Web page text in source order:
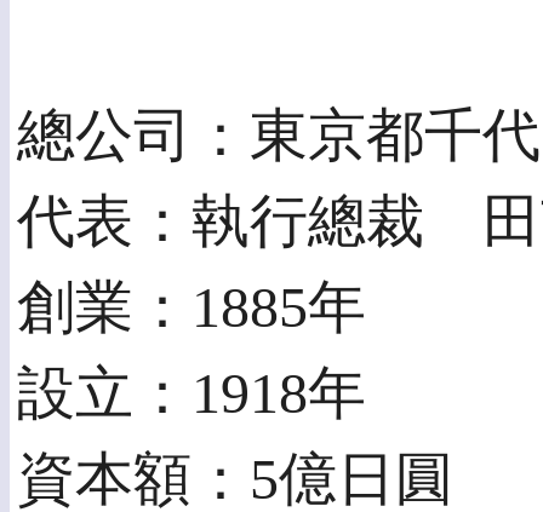
總公司：東京都千
代表：執行總裁
創業：1885年
設立：1918年
資本額：5億日圓